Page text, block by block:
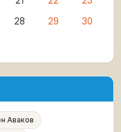
28 29
30
Аваков